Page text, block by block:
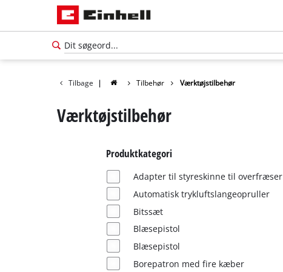
Tilbage | Tilbehør Værktøjstilbehør
Værktøjstilbehør
Produktkategori
Adapter til styreskinne til overfræser
Automatisk trykluftslangeopruller
Bitssæt
Blæsepistol
Blæsepistol
Borepatron med fire kæber